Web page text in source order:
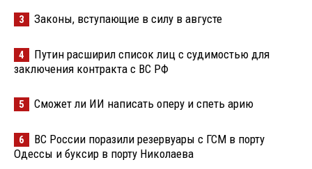
3 Законы, вступающие в силу в августе
4
Путин расширил список лиц с судимостью для
заключения контракта с ВС РФ
5 Сможет ли ИИ написать оперу и спеть арию
6
ВС России поразили резервуары с ГСМ в порту
Одессы и буксир в порту Николаева